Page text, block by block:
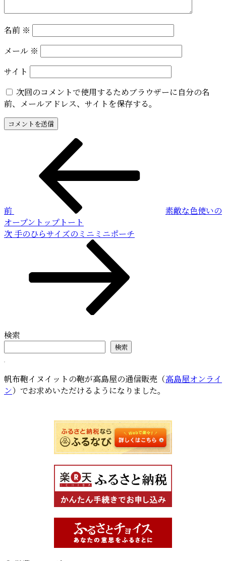
名前 ※
メール ※
サイト
次回のコメントで使用するためブラウザーに自分の名
前、メールアドレス、サイトを保存する。
ゲ
ー
前
素敵な色使いの
オープントップトート
次
次 手のひらサイズのミニミニポーチ
検索
検索
帆布鞄イヌイットの鞄が高島屋の通信販売（高島屋オンライ
ン）でお求めいただけるようになりました。